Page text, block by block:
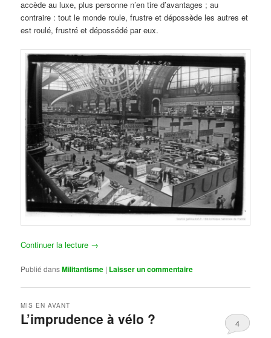
accède au luxe, plus personne n’en tire d’avantages ; au
contraire : tout le monde roule, frustre et dépossède les autres et
est roulé, frustré et dépossédé par eux.
Continuer la lecture →
Publié dansMilitantisme | Laisser un commentaire
L’imprudence à vélo ?
MIS EN AVANT
4